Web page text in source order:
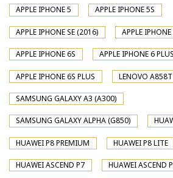
APPLE IPHONE 5 APPLE IPHONE 5S
APPLE IPHONE SE (2016) APPLE
APPLE IPHONE 6S APPLE IPHONE 6 PLUS
APPLE IPHONE 6S PLUS LENOVO A858T
SAMSUNG GALAXY A3 (A300)
SAMSUNG GALAXY ALPHA (G850)
HUAWEI P8 PREMIUM HUAWEI P8 LITE
HUAWEI ASCEND P7 HUAWEI ASCEND